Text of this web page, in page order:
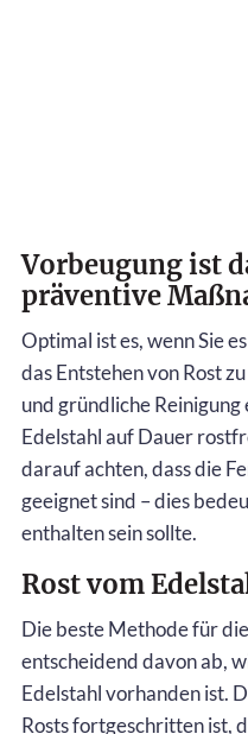
Vorbeugung ist
präventive
Optimal ist es, wenn Sie
das Entstehen von Rost
und gründliche
Edelstahl auf Dauer
darauf achten, dass die
geeignet sind – dies
enthalten sein sollte.
Rost vom
Die beste Methode für
entscheidend davon ab,
Edelstahl vorhanden ist.
Rosts fortgeschritten ist,